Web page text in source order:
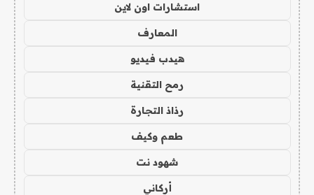
استشارات اون لاين
المعارف
هيدب فيديو
رمح التقنية
رذاذ التجارة
طعم وكيف
شهود نت
أركاني